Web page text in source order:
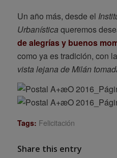
Un año más, desde el
Urbanística queremos
de alegrías y buenos
como ya es tradición, con
vista lejana de Milán
Tags: Felicitación
Share this entry